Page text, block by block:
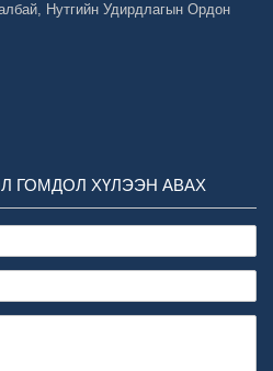
Нутгийн Удирдлагын Ордон
ГОМДОЛ ХҮЛЭЭН АВАХ